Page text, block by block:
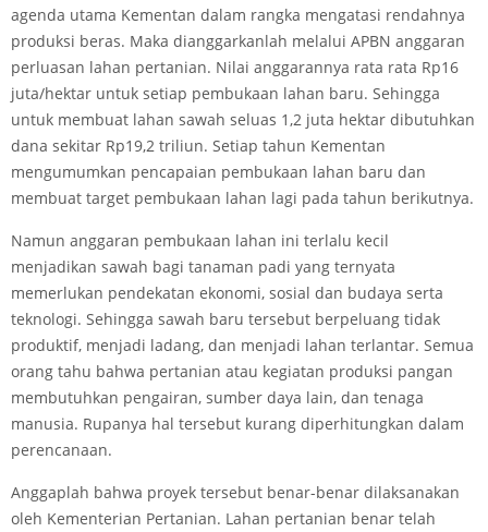
agenda utama Kementan dalam rangka mengatasi rendahnya
produksi beras. Maka dianggarkanlah melalui APBN anggaran
perluasan lahan pertanian. Nilai anggarannya rata rata Rp16
juta/hektar untuk setiap pembukaan lahan baru. Sehingga
untuk membuat lahan sawah seluas 1,2 juta hektar dibutuhkan
dana sekitar Rp19,2 triliun. Setiap tahun Kementan
mengumumkan pencapaian pembukaan lahan baru dan
membuat target pembukaan lahan lagi pada tahun berikutnya.
Namun anggaran pembukaan lahan ini terlalu kecil
menjadikan sawah bagi tanaman padi yang ternyata
memerlukan pendekatan ekonomi, sosial dan budaya serta
teknologi. Sehingga sawah baru tersebut berpeluang tidak
produktif, menjadi ladang, dan menjadi lahan terlantar. Semua
orang tahu bahwa pertanian atau kegiatan produksi pangan
membutuhkan pengairan, sumber daya lain, dan tenaga
manusia. Rupanya hal tersebut kurang diperhitungkan dalam
perencanaan.
Anggaplah bahwa proyek tersebut benar-benar dilaksanakan
oleh Kementerian Pertanian. Lahan pertanian benar telah